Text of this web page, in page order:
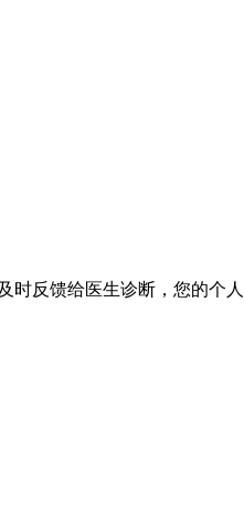
时反馈给医生诊断，您的个人